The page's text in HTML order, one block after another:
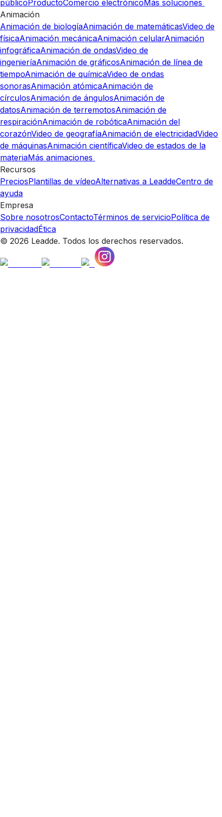
público ProductoComercio electrónico Más soluciones
Animación
Animación de biologíaAnimación de matemáticasVideo de
físicaAnimación mecánicaAnimación celularAnimación
infográficaAnimación de ondasVideo de
ingenieríaAnimación de gráficosAnimación de línea de
tiempoAnimación de químicaVideo de ondas
sonorasAnimación atómicaAnimación de
círculosAnimación de ángulosAnimación de
datosAnimación de terremotosAnimación de
respiraciónAnimación de robóticaAnimación del
corazónVideo de geografíaAnimación de electricidadVideo
de máquinasAnimación científicaVideo de estados de la
materiaMás animaciones
Recursos
PreciosPlantillas de vídeoAlternativas a LeaddeCentro de
ayuda
Empresa
Sobre nosotrosContactoTérminos de servicioPolítica de
privacidadÉtica
© 2026 Leadde. Todos los derechos reservados.